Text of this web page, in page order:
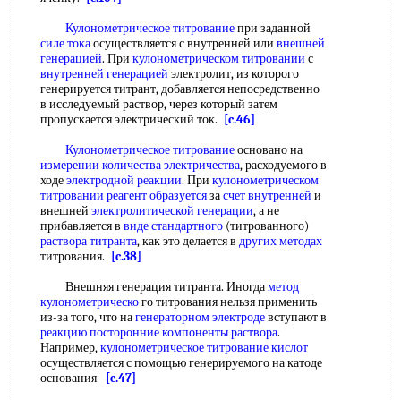
Кулонометрическое титрованиепри заданной
силе токаосуществляется с внутренней или внешней
генерацией. При кулонометрическом титровании с
внутренней генерацией электролит, из которого
генерируется титрант, добавляется непосредственно
в исследуемый раствор, через который затем
пропускается электрический ток.
[c.46]
Кулонометрическое титрованиеосновано на
измерении количества электричества, расходуемого в
ходеэлектродной реакции. При кулонометрическом
титровании реагент образуетсязасчет внутренней и
внешней электролитической генерации, а не
прибавляется в виде стандартного (титрованного)
раствора титранта, как это делается в других методах
титрования.
[c.38]
Внешняя генерация титранта. Иногдаметод
кулонометрического титрования нельзя применить
из-за того, что нагенераторном электродевступают в
реакцию посторонниекомпоненты раствора.
Например,кулонометрическое титрование кислот
осуществляется с помощью генерируемого на катоде
основания
[c.47]